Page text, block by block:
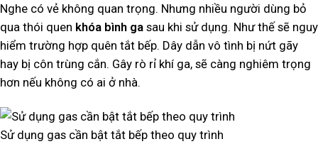
Nghe có vẻ không quan trọng. Nhưng nhiều người dùng bỏ
qua thói quen khóa bình ga sau khi sử dụng. Như thế sẽ nguy
hiểm trường hợp quên tắt bếp. Dây dẫn vô tình bị nứt gãy
hay bị côn trùng cắn. Gây rò rỉ khí ga, sẽ càng nghiêm trọng
hơn nếu không có ai ở nhà.
Sử dụng gas cần bật tắt bếp theo quy trình